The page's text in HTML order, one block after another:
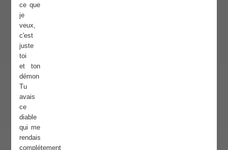
ce que
je
veux,
c'est
juste
toi
et ton
démon
Tu
avais
ce
diable
qui me
rendais
complétement